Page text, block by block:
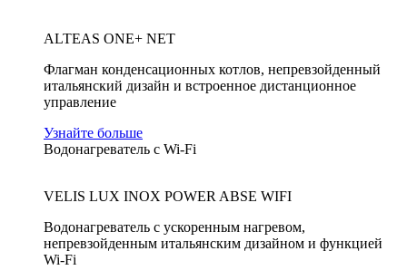
ALTEAS ONE+ NET
Флагман конденсационных котлов, непревзойденный
итальянский дизайн и встроенное дистанционное
управление
Узнайте больше
Водонагреватель с Wi-Fi
VELIS LUX INOX POWER ABSE WIFI
Водонагреватель с ускоренным нагревом,
непревзойденным итальянским дизайном и функцией
Wi-Fi